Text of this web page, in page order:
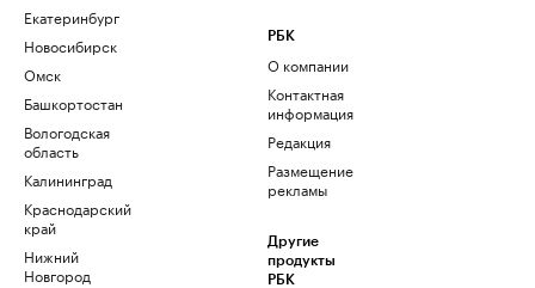
Екатеринбург
Новосибирск
Омск
Башкортостан
Вологодская
область
Калининград
Краснодарский
край
Нижний
Новгород
РБК
О компании
Контактная
информация
Редакция
Размещение
рекламы
Другие
продукты
РБК